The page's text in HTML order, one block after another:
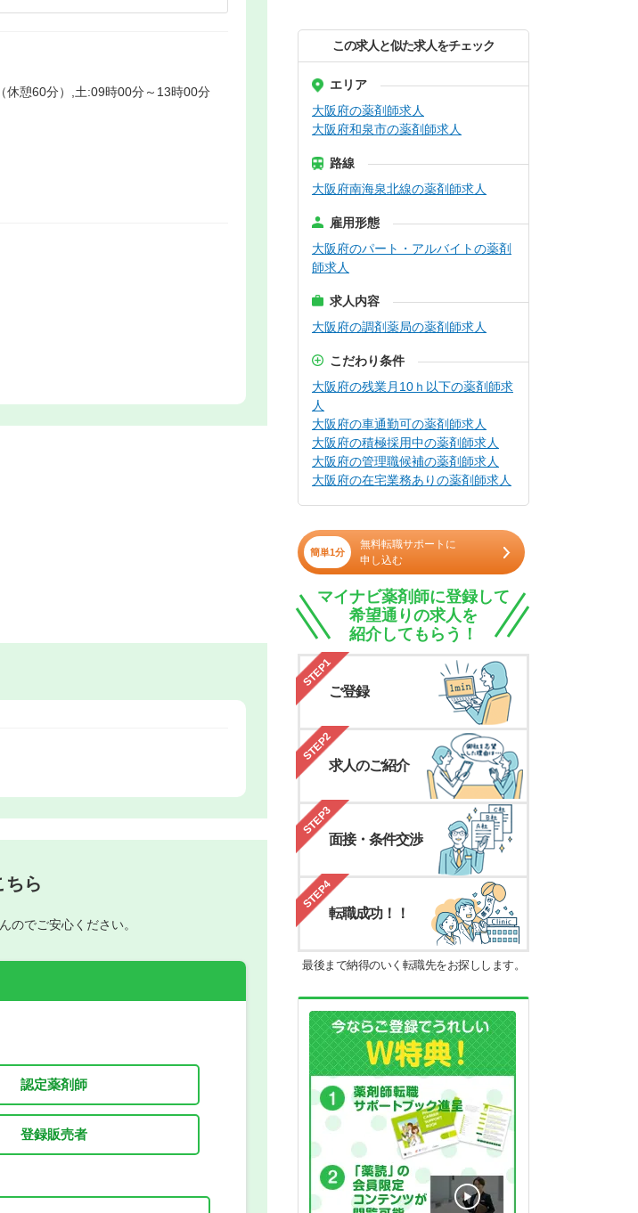
休憩60分）,土:09時00分～13時00分
ちら
のでご安心ください。
認定薬剤師
登録販売者
希望の働き方
正社員
パート(週4日～5日)
この求人と似た求人をチェック
エリア
大阪府の薬剤師求人
大阪府和泉市の薬剤師求人
路線
大阪府南海泉北線の薬剤師求人
雇用形態
大阪府のパート・アルバイトの薬剤
師求人
求人内容
大阪府の調剤薬局の薬剤師求人
こだわり条件
大阪府の残業月10ｈ以下の薬剤師求
人
大阪府の車通勤可の薬剤師求人
大阪府の積極採用中の薬剤師求人
大阪府の管理職候補の薬剤師求人
大阪府の在宅業務ありの薬剤師求人
簡単1分
無料転職サポートに
申し込む
マイナビ薬剤師に登録して
希望通りの求人を
紹介してもらう！
STEP1
ご登録
STEP2
求人のご紹介
STEP3
面接・条件交渉
STEP4
転職成功！！
最後まで納得のいく転職先をお探しします。